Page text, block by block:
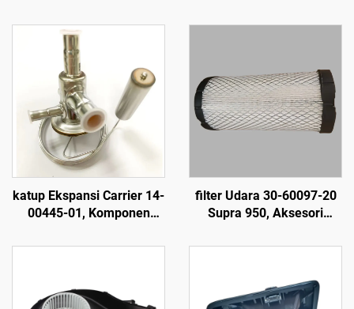
katup Ekspansi Carrier 14-
00445-01, Komponen
Peralatan Pendingin dan
filter Udara 30-60097-20
Supra 950, Aksesori
Transportasi, Aksesori